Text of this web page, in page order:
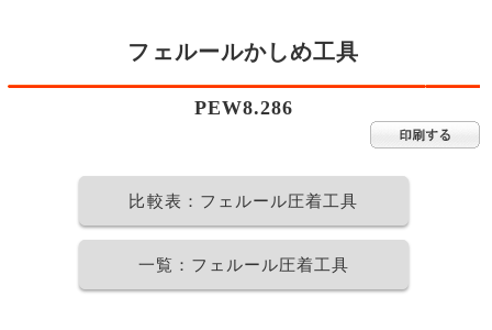
フェルールかしめ工具
PEW8.286
比較表：フェルール圧着工具
一覧：フェルール圧着工具